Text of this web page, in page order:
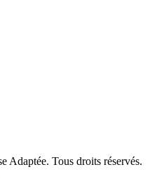
Adaptée. Tous droits réservés.